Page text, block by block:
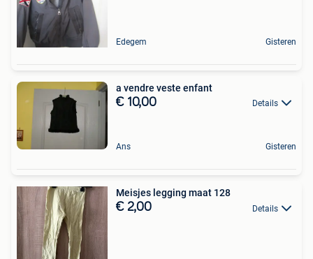
Edegem Gisteren
a vendre veste enfant
€ 10,00 Details
Ans Gisteren
Meisjes legging maat 128
€ 2,00 Details